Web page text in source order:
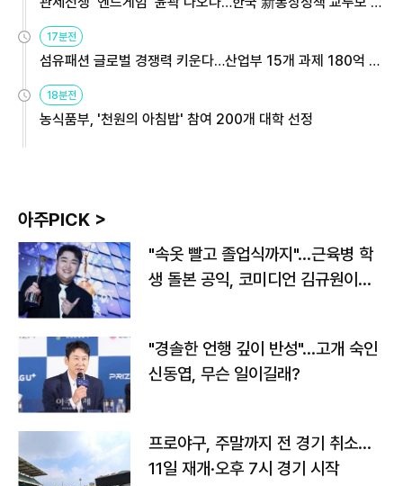
17분전
섬유패션 글로벌 경쟁력 키운다…산업부 15개 과제 180억 지
18분전
농식품부, '천원의 아침밥' 참여 200개 대학 선정
아주PICK >
"속옷 빨고 졸업식까지"…근육병 학
생 돌본 공익, 코미디언 김규원이었
"경솔한 언행 깊이 반성"…고개 숙인
신동엽, 무슨 일이길래?
프로야구, 주말까지 전 경기 취소…
11일 재개·오후 7시 경기 시작